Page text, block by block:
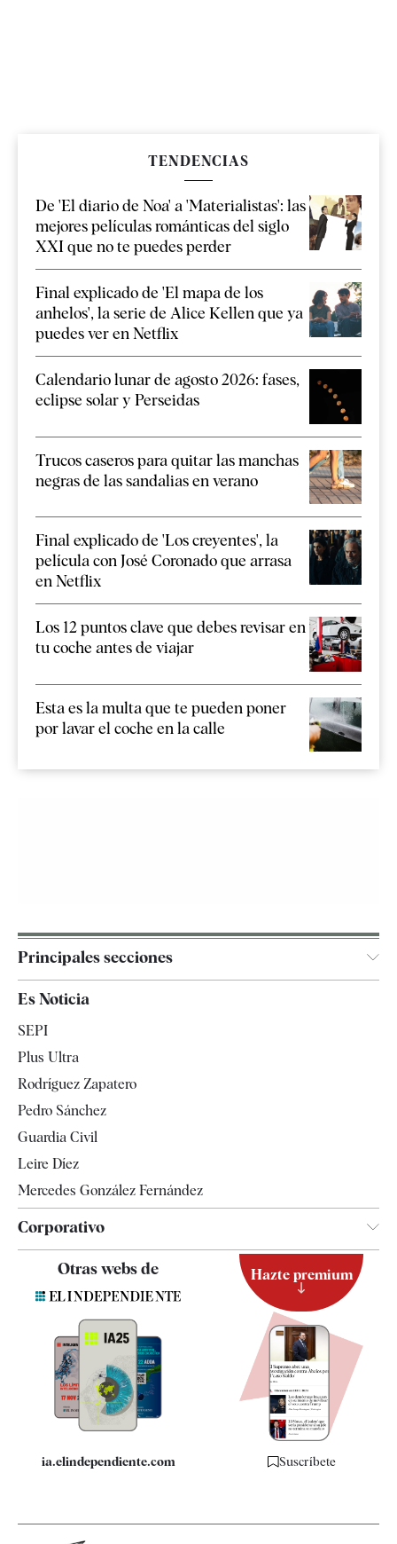
TENDENCIAS
De 'El diario de Noa' a 'Materialistas': las
mejores películas románticas del siglo
XXI que no te puedes perder
Final explicado de 'El mapa de los
anhelos', la serie de Alice Kellen que ya
puedes ver en Netflix
Calendario lunar de agosto 2026: fases,
eclipse solar y Perseidas
Trucos caseros para quitar las manchas
negras de las sandalias en verano
Final explicado de 'Los creyentes', la
película con José Coronado que arrasa
en Netflix
Los 12 puntos clave que debes revisar en
tu coche antes de viajar
Esta es la multa que te pueden poner
por lavar el coche en la calle
Principales secciones
España
Televisión
Es Noticia
SEPI
Plus Ultra
Rodríguez Zapatero
Pedro Sánchez
Guardia Civil
Leire Díez
Mercedes González Fernández
Corporativo
Contacto
Quiénes somos
Especificaciones
Otras webs de
ia.elindependiente.com
Hazte premium
Suscríbete